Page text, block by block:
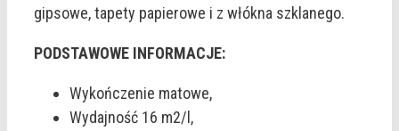
gipsowe, tapety papierowe i z włókna szklanego.
PODSTAWOWE INFORMACJE:
Wykończenie matowe,
Wydajność 16 m2/l,